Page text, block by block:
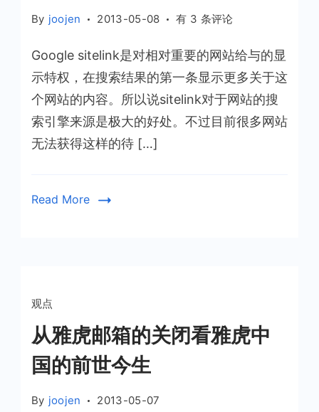
By joojen 2013-05-08
放
博
客
Google
sitelink
终
有 3 条评论
Google sitelink是对相对重要的网站给与的显
示特权，在搜索结果的第一条显示更多关于这
个网站的内容。所以说sitelink对于网站的搜
索引擎来源是极大的好处。不过目前很多网站
无法获得这样的待 […]
Read More
观点
从雅虎邮箱的关闭看雅虎中
国的前世今生
By joojen 2013-05-07